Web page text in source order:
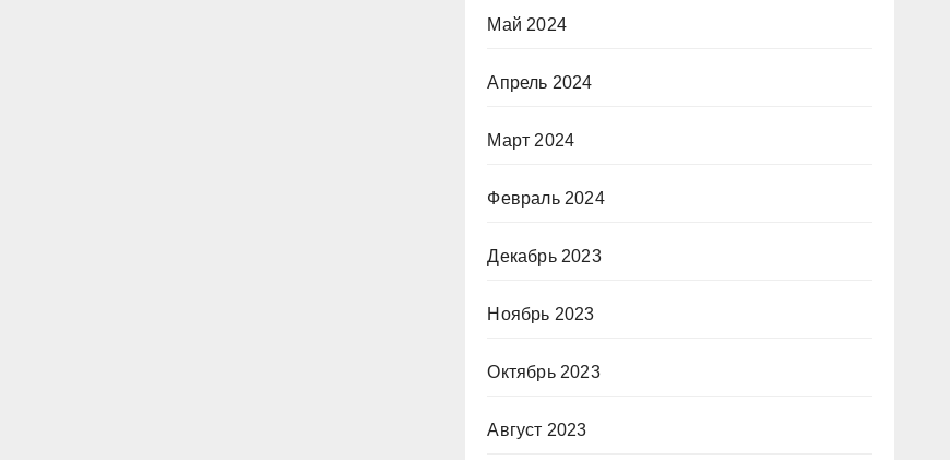
Май 2024
Апрель 2024
Март 2024
Февраль 2024
Декабрь 2023
Ноябрь 2023
Октябрь 2023
Август 2023